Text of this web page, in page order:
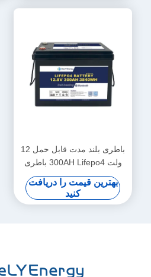
باطری بلند مدت قابل حمل 12
ولت 300AH Lifepo4 باطری
جدید درجه A سلول های چرخه
طولانی
بهترین قیمت را دریافت
کنید